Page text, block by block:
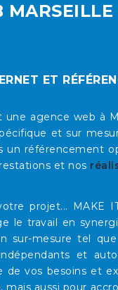
MARSEILLE
ET
une agence web à
et sur
un référencement
et nos
projet... MAKE
le travail en
sur-mesure tel
et
de vos besoins et
mais aussi pour